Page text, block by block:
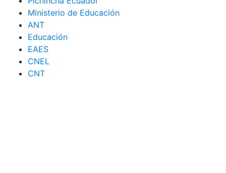
Ministerio de Educación
ANT
Educación
EAES
CNEL
CNT